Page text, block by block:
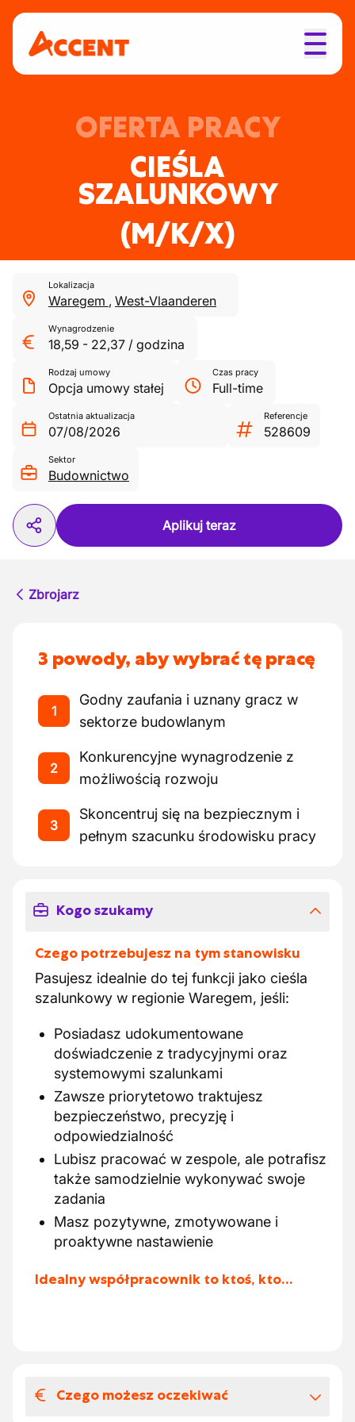
OFERTA PRACY
CIEŚLA
SZALUNKOWY
(M/K/X)
Lokalizacja
Waregem , West-Vlaanderen
Wynagrodzenie
18,59 - 22,37 / godzina
Rodzaj umowy
Opcja umowy stałej
Czas pracy
Full-time
Ostatnia aktualizacja
07/08/2026
Referencje
528609
Sektor
Budownictwo
Aplikuj teraz
Zbrojarz
3 powody, aby wybrać tę pracę
1
Godny zaufania i uznany gracz w
sektorze budowlanym
2
Konkurencyjne wynagrodzenie z
możliwością rozwoju
3
Skoncentruj się na bezpiecznym i
pełnym szacunku środowisku pracy
Kogo szukamy
Czego potrzebujesz na tym stanowisku
Pasujesz idealnie do tej funkcji jako cieśla
szalunkowy w regionie Waregem, jeśli:
Posiadasz udokumentowane
doświadczenie z tradycyjnymi oraz
systemowymi szalunkami
Zawsze priorytetowo traktujesz
bezpieczeństwo, precyzję i
odpowiedzialność
Lubisz pracować w zespole, ale potrafisz
także samodzielnie wykonywać swoje
zadania
Masz pozytywne, zmotywowane i
proaktywne nastawienie
Idealny współpracownik to ktoś, kto…
Czego możesz oczekiwać